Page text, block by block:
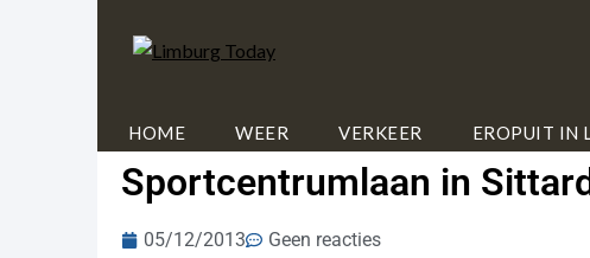
HOME WEER VERKEER EROPUIT IN
Sportcentrumlaan in
05/12/2013 Geen reacties